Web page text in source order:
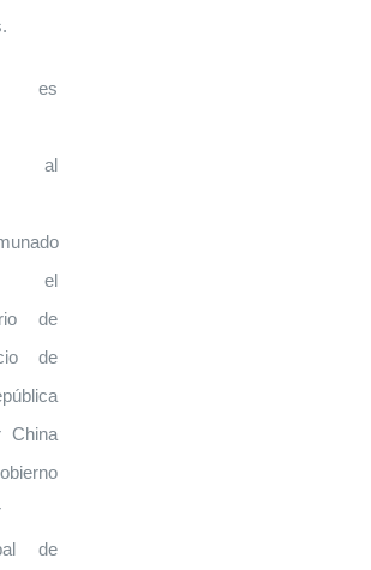
es
al
el
de
de
China
de